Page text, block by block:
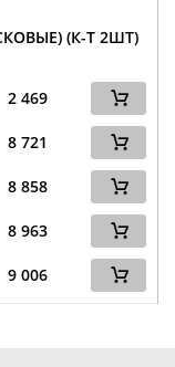
(К-Т 2ШТ)
2 469
8 721
8 858
8 963
9 006